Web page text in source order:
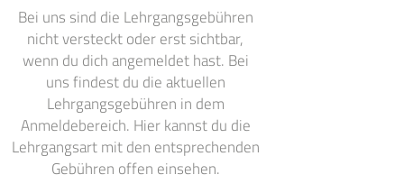
Bei uns sind die Lehrgangsgebühren
nicht versteckt oder erst sichtbar,
wenn du dich angemeldet hast. Bei
uns findest du die aktuellen
Lehrgangsgebühren in dem
Anmeldebereich. Hier kannst du die
Lehrgangsart mit den entsprechenden
Gebühren offen einsehen.